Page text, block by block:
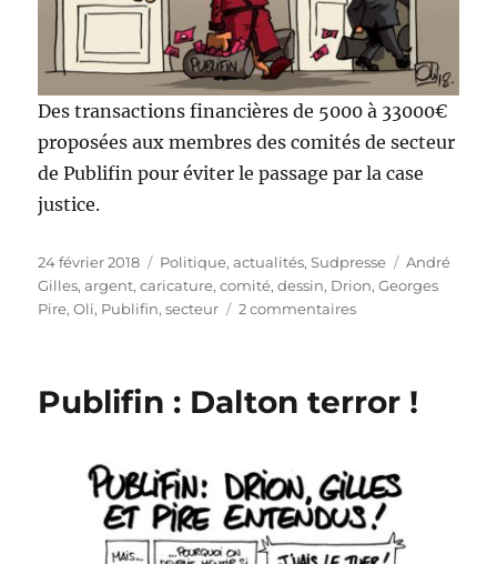
Des transactions financières de 5000 à 33000€
proposées aux membres des comités de secteur
dePublifin pour éviter le passage par la case
justice.
Publié
le
24 février 2018 Catégories
Politique, actualités,Sudpresse Étiquettes
André
Gilles,argent,caricature,comité,dessin, Drion,Georges
Pire,Oli, Publifin,secteur 2 commentairessur
Publifin
Publifin : Dalton terror !